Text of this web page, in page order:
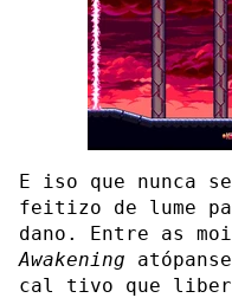
E iso que nunca
feitizo de lume
dano. Entre as
Awakening
cal tivo que